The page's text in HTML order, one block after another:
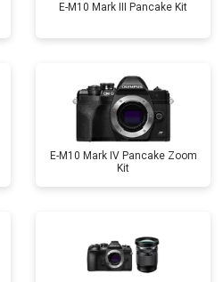
E-M10 Mark III Pancake Kit
E-M10 Mark IV Pancake Zoom
Kit